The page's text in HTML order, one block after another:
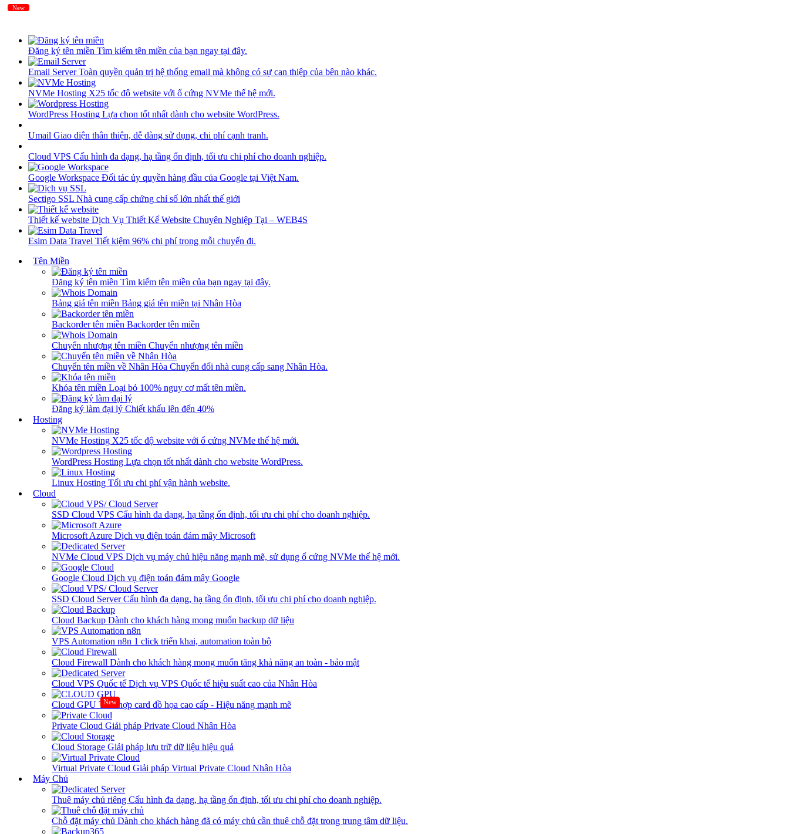
Đăng ký tên miền Tìm kiếm tên miền của bạn ngay tại đây.
Email ServerToàn quyền quản trị hệ thống email mà không có sự can thiệp của bên nào khác.
NVMe Hosting X25 tốc độ website với ổ cứng NVMe thế hệ mới.
WordPress Hosting Lựa chọn tốt nhất dành cho website WordPress.
Umail Giao diện thân thiện, dễ dàng sử dụng, chi phí cạnh tranh.
Cloud VPS Cấu hình đa dạng, hạ tầng ổn định, tối ưu chi phí cho doanh nghiệp.
Google Workspace Đối tác ủy quyền hàng đầu của Google tại Việt Nam.
Sectigo SSL Nhà cung cấp chứng chỉ số lớn nhất thế giới
Thiết kế website Dịch Vụ Thiết Kế Website Chuyên Nghiệp Tại – WEB4S
Esim Data Travel Tiết kiệm 96% chi phí trong mỗi chuyến đi.
Tên Miền
Đăng ký tên miền Tìm kiếm tên miền của bạn ngay tại đây.
Bảng giá tên miền Bảng giá tên miền tại Nhân Hòa
Backorder tên miền Backorder tên miền
Chuyển nhượng tên miền Chuyển nhượng tên miền
Chuyển tên miền về Nhân Hòa Chuyển đổi nhà cung cấp sang Nhân Hòa.
Khóa tên miền Loại bỏ 100% nguy cơ mất tên miền.
Đăng ký làm đại lý Chiết khấu lên đến 40%
Hosting
NVMe Hosting X25 tốc độ website với ổ cứng NVMe thế hệ mới.
WordPress Hosting Lựa chọn tốt nhất dành cho website WordPress.
Linux Hosting Tối ưu chi phí vận hành website.
New
Cloud
SSD Cloud VPS Cấu hình đa dạng, hạ tầng ổn định, tối ưu chi phí cho doanh nghiệp.
Microsoft Azure Dịch vụ điện toán đám mây Microsoft
NVMe Cloud VPS Dịch vụ máy chủ hiệu năng mạnh mẽ, sử dụng ổ cứng NVMe thế hệ mới.
Google Cloud Dịch vụ điện toán đám mây Google
SSD Cloud ServerCấu hình đa dạng, hạ tầng ổn định, tối ưu chi phí cho doanh nghiệp.
Cloud Backup Dành cho khách hàng mong muốn backup dữ liệu
VPS Automation n8n 1 click triển khai, automation toàn bộ
Cloud Firewall Dành cho khách hàng mong muốn tăng khả năng an toàn - bảo mật
Cloud VPS Quốc tế Dịch vụ VPS Quốc tế hiệu suất cao của Nhân Hòa
Cloud GPU New
Tích hợp card đồ họa cao cấp - Hiệu năng mạnh mẽ
Private Cloud Giải pháp Private Cloud Nhân Hòa
Cloud Storage Giải pháp lưu trữ dữ liệu hiệu quả
Virtual Private Cloud Giải pháp Virtual Private Cloud Nhân Hòa
Máy Chủ
Thuê máy chủ riêng Cấu hình đa dạng, hạ tầng ổn định, tối ưu chi phí cho doanh nghiệp.
Chỗ đặt máy chủ Dành cho khách hàng đã có máy chủ cần thuê chỗ đặt trong trung tâm dữ liệu.
New